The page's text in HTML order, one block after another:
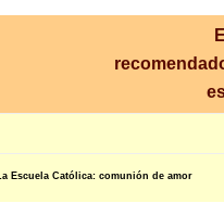
La Escuela Católica: comunión de amor